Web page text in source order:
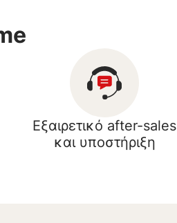
Εξαιρετικό after-sales
και υποστήριξη